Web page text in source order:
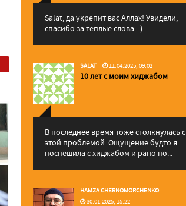
Salat, да укрепит вас Аллаx! Увидели,
спасибо за теплые слова :-)...
SALAT 11.04.2025, 09:02
10 лет с моим хиджабом
В последнее время тоже столкнулась с
этой проблемой. Ощущение будто я
поспешила с хиджабом и рано по...
HAMZA CHERNOMORCHENKO
30.01.2025, 15:22